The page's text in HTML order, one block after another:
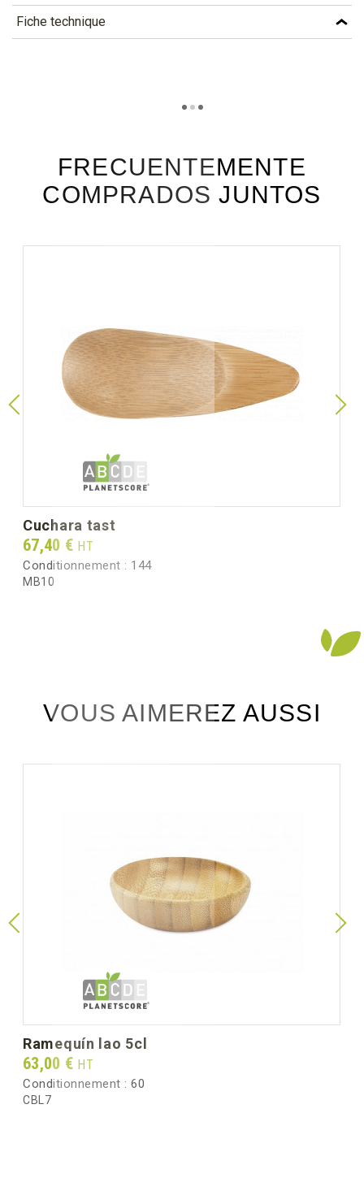
Fiche technique
FRECUENTEMENTE
COMPRADOS JUNTOS
cuchara tast
Prix
67,40 € HT
Conditionnement : 144
MB10
VOUS AIMEREZ AUSSI
ramequín lao 5cl
Prix
63,00 € HT
Conditionnement : 60
CBL7